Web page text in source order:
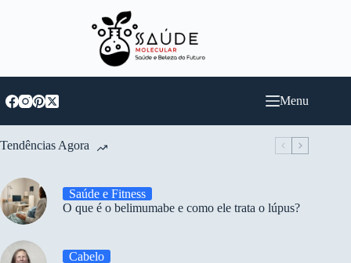
Menu
Tendências Agora
Saúde e Fitness
O que é o belimumabe e como ele trata o lúpus?
Cabelo